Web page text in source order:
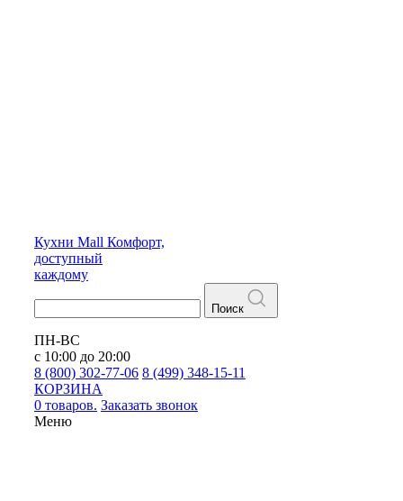
Кухни Mall Комфорт,
доступный
каждому
Поиск
ПН-ВС
с 10:00 до 20:00
8 (800) 302-77-06 8 (499) 348-15-11
КОРЗИНА
0 товаров. Заказать звонок
Меню